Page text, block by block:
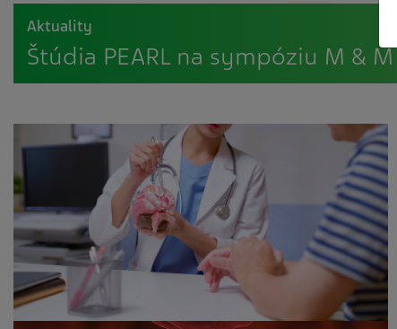
Aktuality
Štúdia PEARL na sympóziu M & M